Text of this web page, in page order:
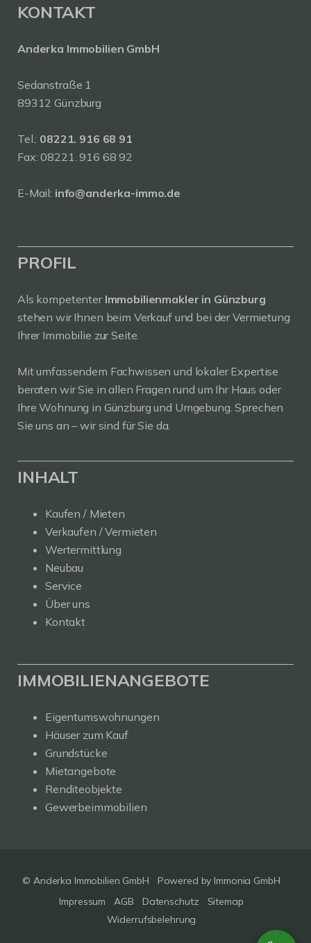
KONTAKT
Anderka Immobilien GmbH
Sedanstraße 1
89312 Günzburg
Tel.: 08221. 916 68 91
Fax: 08221. 916 68 92
E-Mail: info@anderka-immo.de
PROFIL
Als kompetenter Immobilienmakler in Günzburg
stehen wir Ihnen beim Verkauf und bei der Vermietung
Ihrer Immobilie zur Seite.
Mit umfassendem Fachwissen und lokaler Expertise
beraten wir Sie in allen Fragen rund um Ihr Haus oder
Ihre Wohnung in Günzburg und Umgebung. Sprechen
Sie uns an – wir sind für Sie da.
INHALT
Kaufen / Mieten
Verkaufen / Vermieten
Wertermittlung
Neubau
Service
Über uns
Kontakt
IMMOBILIENANGEBOTE
Eigentumswohnungen
Häuser zum Kauf
Grundstücke
Mietangebote
Renditeobjekte
Gewerbeimmobilien
© Anderka Immobilien GmbH Powered by Immonia GmbH
Impressum
AGB Datenschutz
Sitemap
Widerrufsbelehrung